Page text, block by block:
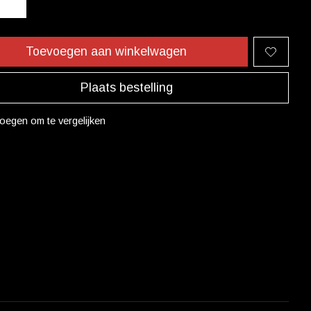
Toevoegen aan winkelwagen
Plaats bestelling
om te vergelijken